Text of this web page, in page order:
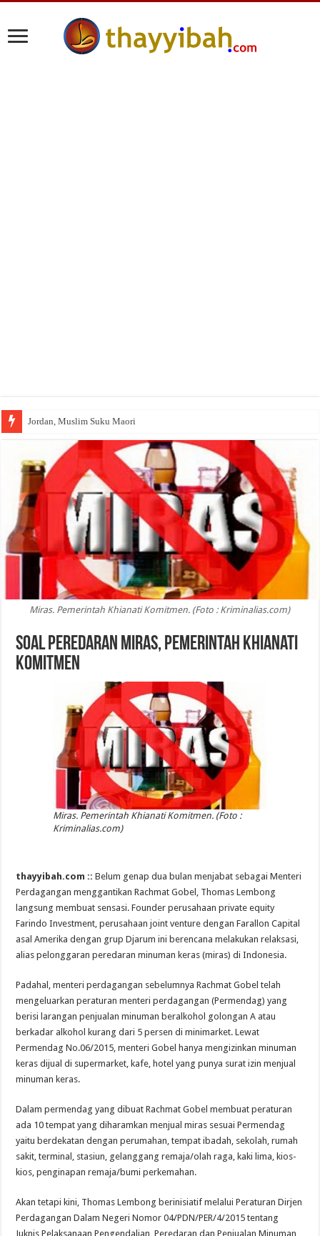
Jordan, Muslim Suku Maori
Wakaf Emas Muktamar
Miras. Pemerintah Khianati Komitmen. (Foto : Kriminalias.com)
Soal Peredaran Miras, Pemerintah Khianati
Komitmen
Miras. Pemerintah Khianati Komitmen. (Foto :
Kriminalias.com)
thayyibah.com :: Belum genap dua bulan menjabat sebagai Menteri
Perdagangan menggantikan Rachmat Gobel, Thomas Lembong
langsung membuat sensasi. Founder perusahaan private equity
Farindo Investment, perusahaan joint venture dengan Farallon Capital
asal Amerika dengan grup Djarum ini berencana melakukan relaksasi,
alias pelonggaran peredaran minuman keras (miras) di Indonesia.
Padahal, menteri perdagangan sebelumnya Rachmat Gobel telah
mengeluarkan peraturan menteri perdagangan (Permendag) yang
berisi larangan penjualan minuman beralkohol golongan A atau
berkadar alkohol kurang dari 5 persen di minimarket. Lewat
Permendag No.06/2015, menteri Gobel hanya mengizinkan minuman
keras dijual di supermarket, kafe, hotel yang punya surat izin menjual
minuman keras.
Dalam permendag yang dibuat Rachmat Gobel membuat peraturan
ada 10 tempat yang diharamkan menjual miras sesuai Permendag
yaitu berdekatan dengan perumahan, tempat ibadah, sekolah, rumah
sakit, terminal, stasiun, gelanggang remaja/olah raga, kaki lima, kios-
kios, penginapan remaja/bumi perkemahan.
Akan tetapi kini, Thomas Lembong berinisiatif melalui Peraturan Dirjen
Perdagangan Dalam Negeri Nomor 04/PDN/PER/4/2015 tentang
Juknis Pelaksanaan Pengendalian, Peredaran dan Penjualan Minuman